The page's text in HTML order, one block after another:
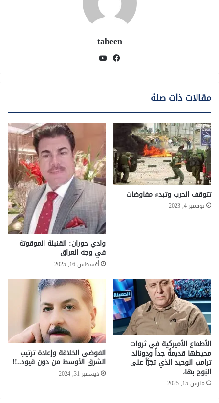
tabeen
فيسبوك
مقالات ذات صلة
تتوقف الحرب وتبدء مفاوضات
نوفمبر 4, 2023
وادي حوران: القنبلة الموقوتة
في وجه العراق
أغسطس 16, 2025
الأطماع الأميركية في ثروات
محيطها قديمةٌ جداً ودونالد
ترامب الوحيد الذي تجَرَّأَ على
البَوح بها،
مارس 15, 2025
الفوضى الخلاقة وإعادة ترتيب
الشرق الأوسط من دون قيود..!!
ديسمبر 31, 2024